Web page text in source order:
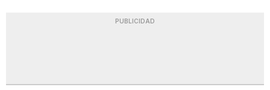
PUBLICIDAD